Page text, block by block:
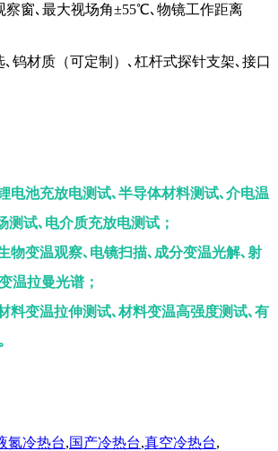
察窗､最大视场角±55℃､物镜工作距离
钨材质（可定制）､杠杆式探针支架､接口
电池充放电测试､半导体材料测试､介电温
测试､电介质充放电测试；
物变温观察､电镜扫描､成分变温光解､射
温拉曼光谱；
料变温拉伸测试､材料变温高强度测试､有
氮冷热台,国产冷热台,真空冷热台,